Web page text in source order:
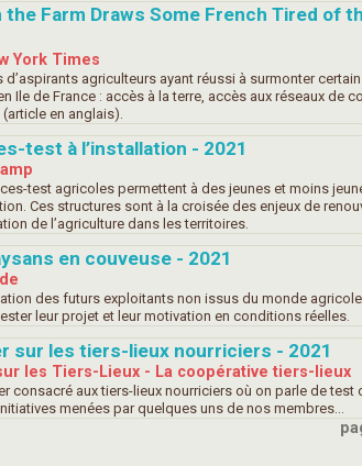
the Farm Draws Some French Tired of
York Times
d’aspirants agriculteurs ayant réussi à surmonter
Ile de France : accès à la terre, accès aux réseaux de
(article en anglais).
test à l’installation - 2021
test agricoles permettent à des jeunes et moins
Ces structures sont à la croisée des enjeux de
de l’agriculture dans les territoires.
en couveuse - 2021
des futurs exploitants non issus du monde
leur projet et leur motivation en conditions réelles.
sur les tiers-lieux nourriciers - 2021
les Tiers-Lieux - La coopérative tiers-lieux
consacré aux tiers-lieux nourriciers où on parle de test
menées par quelques uns de nos membres...